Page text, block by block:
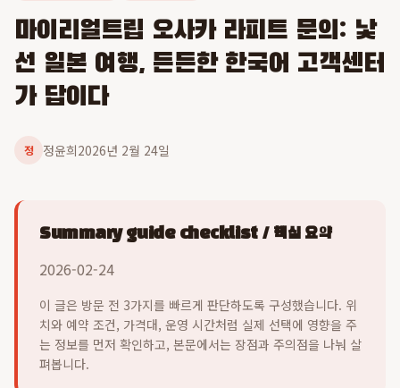
마이리얼트립 오사카 라피트 문의: 낯
선 일본 여행, 든든한 한국어 고객센터
가 답이다
정 정윤희2026년 2월 24일
Summary guide checklist / 핵심 요약
2026-02-24
이 글은 방문 전 3가지를 빠르게 판단하도록 구성했습니다. 위
치와 예약 조건, 가격대, 운영 시간처럼 실제 선택에 영향을 주
는 정보를 먼저 확인하고, 본문에서는 장점과 주의점을 나눠 살
펴봅니다.